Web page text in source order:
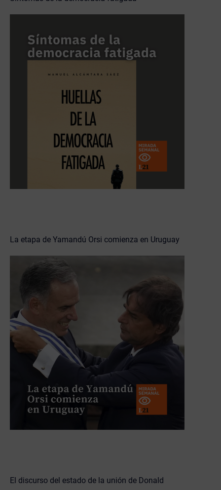
La etapa de Yamandú Orsi comienza en Uruguay
El discurso del estado de la unión de Donald